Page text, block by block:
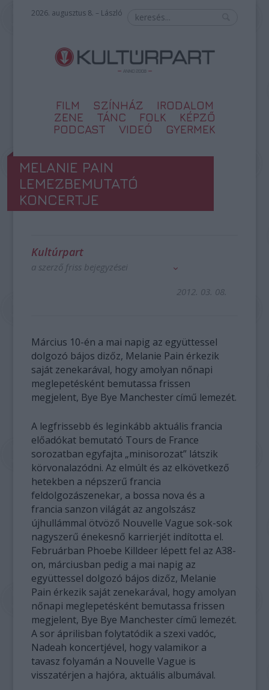
2026. augusztus 8. – László
FILM SZÍNHÁZ
IRODALOM
ZENE
TÁNC FOLK
KÉPZŐ
PODCAST
VIDEÓ GYERMEK
MELANIE PAIN
LEMEZBEMUTATÓ
KONCERTJE
Kultúrpart
a szerző friss bejegyzései
2012. 03. 08.
Március 10-én a mai napig az együttessel
dolgozó bájos dizőz, Melanie Pain érkezik
saját zenekarával, hogy amolyan nőnapi
meglepetésként bemutassa frissen
megjelent, Bye Bye Manchester című lemezét.
A legfrissebb és leginkább aktuális francia
előadókat bemutató Tours de France
sorozatban egyfajta „minisorozat” látszik
körvonalazódni. Az elmúlt és az elkövetkező
hetekben a népszerű francia
feldolgozászenekar, a bossa nova és a
francia sanzon világát az angolszász
újhullámmal ötvöző Nouvelle Vague sok-sok
nagyszerű énekesnő karrierjét indította el.
Februárban Phoebe Killdeer lépett fel az A38-
on, márciusban pedig a mai napig az
együttessel dolgozó bájos dizőz, Melanie
Pain érkezik saját zenekarával, hogy amolyan
nőnapi meglepetésként bemutassa frissen
megjelent, Bye Bye Manchester című lemezét.
A sor áprilisban folytatódik a szexi vadóc,
Nadeah koncertjével, hogy valamikor a
tavasz folyamán a Nouvelle Vague is
visszatérjen a hajóra, aktuális albumával.